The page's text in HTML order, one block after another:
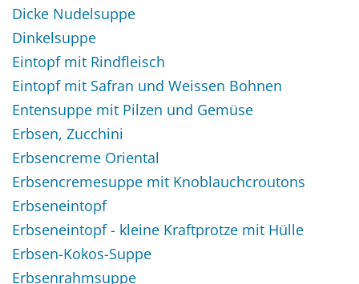
Dicke Nudelsuppe
Dinkelsuppe
Eintopf mit Rindfleisch
Eintopf mit Safran und Weissen Bohnen
Entensuppe mit Pilzen und Gemüse
Erbsen, Zucchini
Erbsencreme Oriental
Erbsencremesuppe mit Knoblauchcroutons
Erbseneintopf
Erbseneintopf - kleine Kraftprotze mit Hülle
Erbsen-Kokos-Suppe
Erbsenrahmsuppe